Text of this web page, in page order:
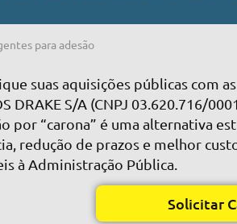
para adesão
suas aquisições públicas com
DRAKE S/A (CNPJ 03.620.716/
por “carona” é uma alternativa
redução de prazos e melhor
à Administração Pública.
Solicitar